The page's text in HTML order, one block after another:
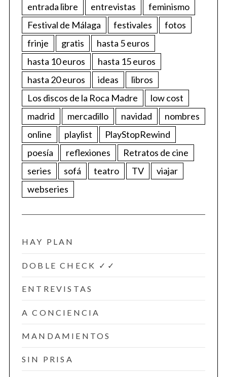
entrada libre
entrevistas
feminismo
Festival de Málaga
festivales
fotos
frinje
gratis
hasta 5 euros
hasta 10 euros
hasta 15 euros
hasta 20 euros
ideas
libros
Los discos de la Roca Madre
low cost
madrid
mercadillo navidad
nombres
online
playlist
PlayStopRewind
poesía
reflexiones
Retratos de cine
series
sofá teatro TV
viajar
webseries
HAY PLAN
DOBLE CHECK ✓✓
ENTREVISTAS
A CONCIENCIA
MANDAMIENTOS
SIN PRISA